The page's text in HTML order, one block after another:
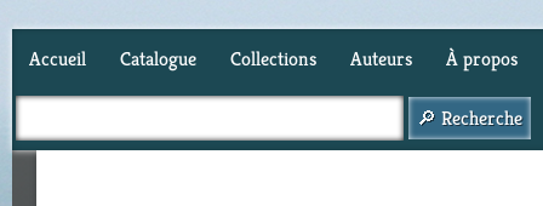
Accueil Catalogue Collections Auteurs À propos